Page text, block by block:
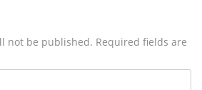
not be published. Required fields are